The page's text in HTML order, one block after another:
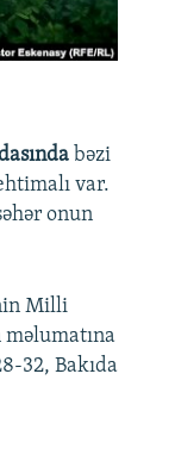
bəzi
var.
onun
Milli
32, Bakıda